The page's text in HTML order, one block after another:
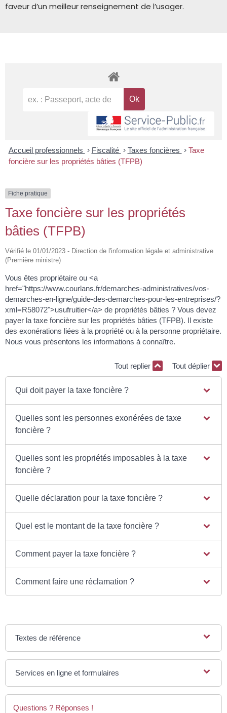
faveur d’un meilleur renseignement de l’usager.
Accueil professionnels > Fiscalité > Taxes foncières > Taxe
foncière sur les propriétés bâties (TFPB)
Fiche pratique
Taxe foncière sur les propriétés
bâties (TFPB)
Vérifié le 01/01/2023 - Direction de l'information légale et administrative
(Première ministre)
Vous êtes propriétaire ou <a
href="https://www.courlans.fr/demarches-administratives/vos-
demarches-en-ligne/guide-des-demarches-pour-les-entreprises/?
xml=R58072">usufruitier</a> de propriétés bâties ? Vous devez
payer la taxe foncière sur les propriétés bâties (TFPB). Il existe
des exonérations liées à la propriété ou à la personne propriétaire.
Nous vous présentons les informations à connaître.
Tout replier Tout déplier
Qui doit payer la taxe foncière ?
Quelles sont les personnes exonérées de taxe
foncière ?
Quelles sont les propriétés imposables à la taxe
foncière ?
Quelle déclaration pour la taxe foncière ?
Quel est le montant de la taxe foncière ?
Comment payer la taxe foncière ?
Comment faire une réclamation ?
Textes de référence
Services en ligne et formulaires
Questions ? Réponses !